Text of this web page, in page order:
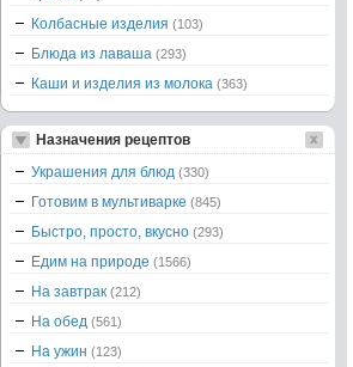
Колбасные изделия (103)
Блюда из лаваша (293)
Каши и изделия из молока (363)
Назначения рецептов
Украшения для блюд (330)
Готовим в мультиварке (845)
Быстро, просто, вкусно (293)
Едим на природе (1566)
На завтрак (212)
На обед (561)
На ужин (123)